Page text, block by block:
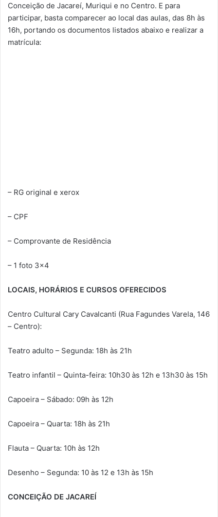
Conceição de Jacareí, Muriqui e no Centro. E para
participar, basta comparecer ao local das aulas, das 8h às
16h, portando os documentos listados abaixo e realizar a
matrícula:
– RG original e xerox
– CPF
– Comprovante de Residência
– 1 foto 3×4
LOCAIS, HORÁRIOS E CURSOS OFERECIDOS
Centro Cultural Cary Cavalcanti (Rua Fagundes Varela, 146
– Centro):
Teatro adulto – Segunda: 18h às 21h
Teatro infantil – Quinta-feira: 10h30 às 12h e 13h30 às 15h
Capoeira – Sábado: 09h às 12h
Capoeira – Quarta: 18h às 21h
Flauta – Quarta: 10h às 12h
Desenho – Segunda: 10 às 12 e 13h às 15h
CONCEIÇÃO DE JACAREÍ